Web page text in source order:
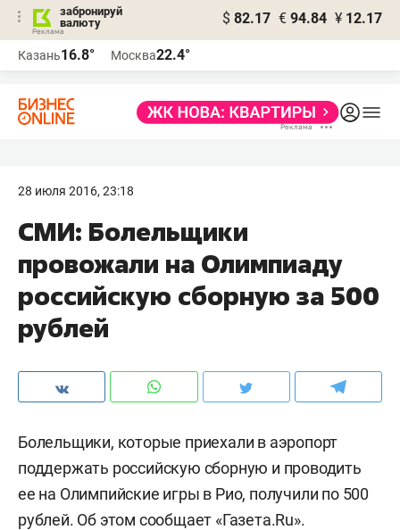
забронируй
валюту
$ 82.17 € 94.84 ¥ 12.17
Казань16.8° Москва22.4°
28 июля 2016, 23:18
​СМИ: Болельщики
провожали на Олимпиаду
российскую сборную за 500
рублей
Болельщики, которые приехали в аэропорт
поддержать российскую сборную и проводить
ее на Олимпийские игры в Рио, получили по 500
рублей. Об этом сообщает «Газета.Ru».